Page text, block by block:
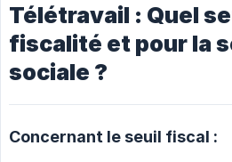
Télétravail : Quel
fiscalité et pour la
sociale ?
Concernant le seuil fiscal :